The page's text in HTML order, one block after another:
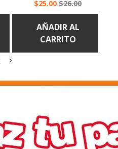
base
AÑADIR AL
CARRITO